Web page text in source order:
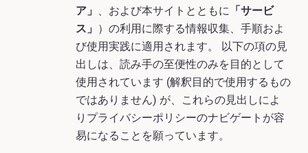
ア」 、および本サイトとともに 「サービ
ス」 ）の利用に際する情報収集、手順およ
び使用実践に適用されます。 以下の項の見
出しは、読み手の至便性のみを目的として
使用されています (解釈目的で使用するもの
ではありません) が、これらの見出しによ
りプライバシーポリシーのナビゲートが容
易になることを願っています。